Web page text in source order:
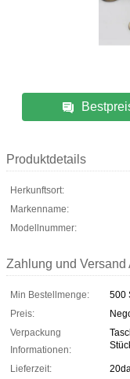
Produktdetails
Herkunftsort:
Markenname:
Modellnummer:
Zahlung und Versand
Min Bestellmenge:
500
Preis:
Verpackung
Informationen:
Lieferzeit: